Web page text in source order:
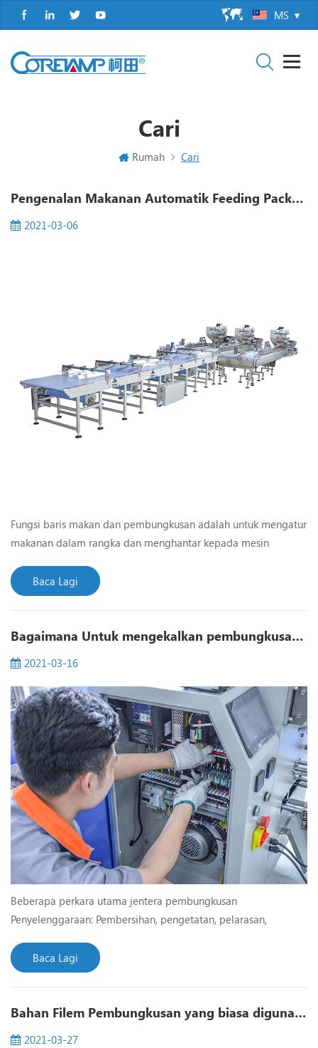
MS
Cari
Rumah Cari
Pengenalan Makanan Automatik Feeding Packaging Line
2021-03-06
Fungsi baris makan dan pembungkusan adalah untuk mengatur
makanan dalam rangka dan menghantar kepada mesin
pembungkusan automatik sepenuhnya talian. Proses
pengeluaran dan kaedah produk yang berbeza adalah
struktur garis pengendalian bahan yang sepadan juga berbeza.
Baca Lagi
Bagaimana Untuk mengekalkan pembungkusan Jentera?
2021-03-16
Beberapa perkara utama jentera pembungkusan
Penyelenggaraan: Pembersihan, pengetatan, pelarasan,
pengeluaran biasa, setiap orang penyelenggaraan mesin patut
Lakukan, menurut prosedur penyelenggaraan manual dan
ketat melaksanakan kerja penyelenggaraan dalam tempoh
yang dinyatakan, mengurangkan ke...
Baca Lagi
Bahan Filem Pembungkusan yang biasa digunakan
2021-03-27